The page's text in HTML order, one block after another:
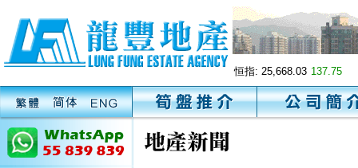
恒指: 25,668.03 137.75